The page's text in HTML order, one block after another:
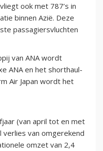
ook met 787’s in
binnen Azië. Deze
passagiersvluchten
van ANA wordt
ANA en het shorthaul-
Air Japan wordt het
(van april tot en met
van omgerekend
omzet van 2,4